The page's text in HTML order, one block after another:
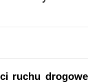
ruchu